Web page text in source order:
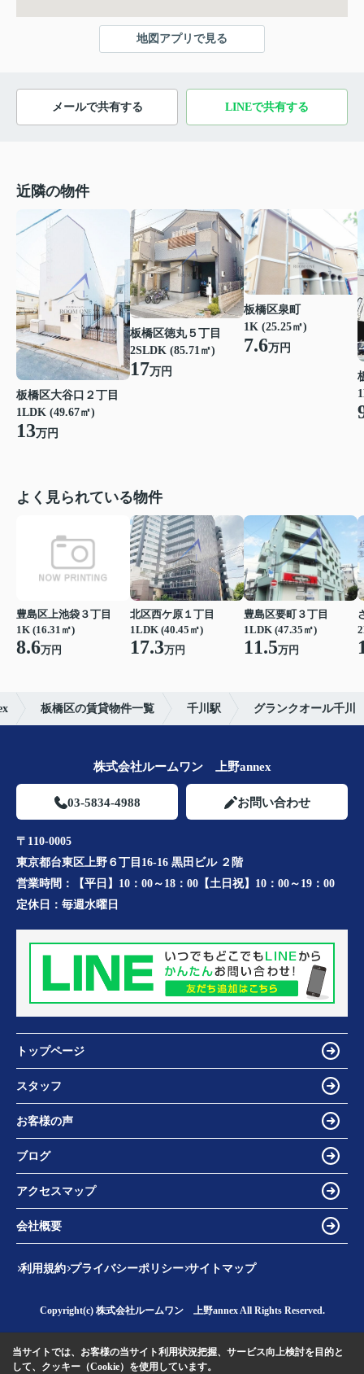
地図アプリで見る
メールで共有する LINEで共有する
近隣の物件
板橋区大谷口２丁目
1LDK (49.67㎡)
13万円
板橋区徳丸５丁目
2SLDK (85.71㎡)
17万円
板橋区泉町
1K (25.25㎡)
7.6万円
よく見られている物件
豊島区上池袋３丁目
1K (16.31㎡)
8.6万円
北区西ケ原１丁目
1LDK (40.45㎡)
17.3万円
豊島区要町３丁目
1LDK (47.35㎡)
11.5万円
板橋区の賃貸物件一覧 千川駅 グランクオール千川
株式会社ルームワン 上野annex
03-5834-4988 お問い合わせ
〒110-0005
東京都台東区上野６丁目16-16 黒田ビル ２階
営業時間：
【平日】10：00～18：00【土日祝】10：00～19：00
定休日： 毎週水曜日
トップページ
スタッフ
お客様の声
ブログ
アクセスマップ
会社概要
利用規約 プライバシーポリシー サイトマップ
Copyright(c) 株式会社ルームワン 上野annex All Rights Reserved.
当サイトでは、お客様の当サイト利用状況把握、サービス向上検討を目的と
して、クッキー（Cookie）を使用しています。